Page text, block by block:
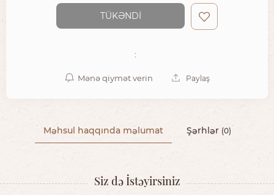
TÜKƏNDİ
:
Mənə qiymət verin Paylaş
Məhsul haqqında məlumat Şərhlər (0)
Siz də İstəyirsiniz